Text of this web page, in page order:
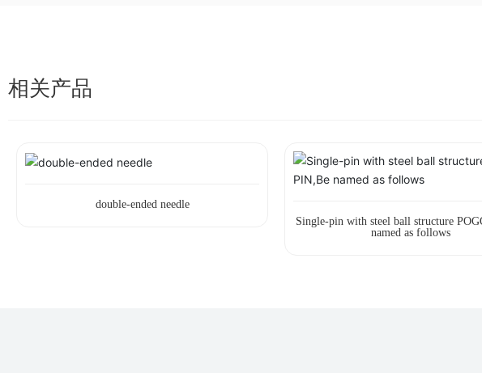
相关产品
double-ended needle
Single-pin with steel ball structure
named as follows